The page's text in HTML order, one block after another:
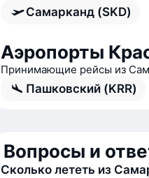
Самарканд (SKD)
Аэропорты
Принимающие рейсы из
Пашковский (KRR)
Вопросы и
Сколько лететь из